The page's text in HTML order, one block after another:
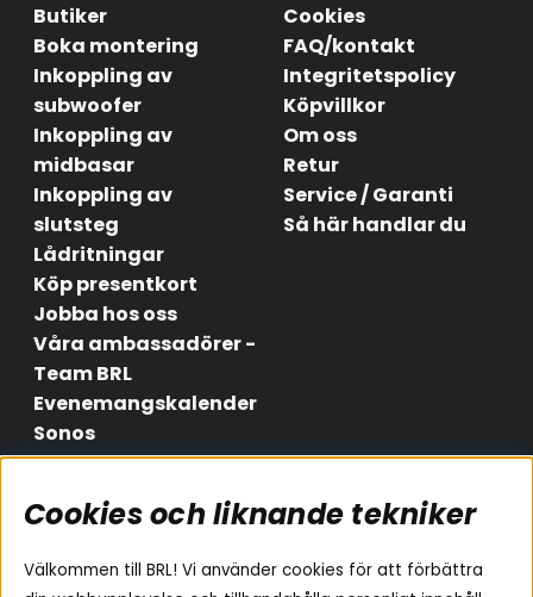
Butiker
Boka montering
Inkoppling av
subwoofer
Inkoppling av
midbasar
Inkoppling av
slutsteg
Lådritningar
Köp presentkort
Jobba hos oss
Våra ambassadörer -
Team BRL
Evenemangskalender
Sonos
Cookies
FAQ/kontakt
Integritetspolicy
Köpvillkor
Om oss
Retur
Service / Garanti
Så här handlar du
Områden
Billjud
Hemmaljud
Följ oss
Instagram
Cookies och liknande tekniker
Välkommen till BRL! Vi använder cookies för att förbättra